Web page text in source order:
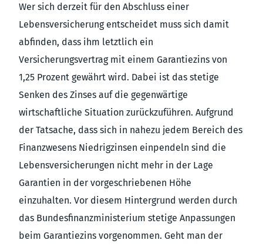
Wer sich derzeit für den Abschluss einer
Lebensversicherung entscheidet muss sich damit
abfinden, dass ihm letztlich ein
Versicherungsvertrag mit einem Garantiezins von
1,25 Prozent gewährt wird. Dabei ist das stetige
Senken des Zinses auf die gegenwärtige
wirtschaftliche Situation zurückzuführen. Aufgrund
der Tatsache, dass sich in nahezu jedem Bereich des
Finanzwesens Niedrigzinsen einpendeln sind die
Lebensversicherungen nicht mehr in der Lage
Garantien in der vorgeschriebenen Höhe
einzuhalten. Vor diesem Hintergrund werden durch
das Bundesfinanzministerium stetige Anpassungen
beim Garantiezins vorgenommen. Geht man der